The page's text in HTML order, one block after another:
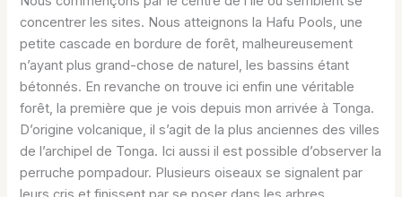
concentrer les sites. Nous atteignons la Hafu Pools, une
petite cascade en bordure de forêt, malheureusement
n’ayant plus grand-chose de naturel, les bassins étant
bétonnés. En revanche on trouve ici enfin une véritable
forêt, la première que je vois depuis mon arrivée à Tonga.
D’origine volcanique, il s’agit de la plus anciennes des villes
de l’archipel de Tonga. Ici aussi il est possible d’observer la
perruche pompadour. Plusieurs oiseaux se signalent par